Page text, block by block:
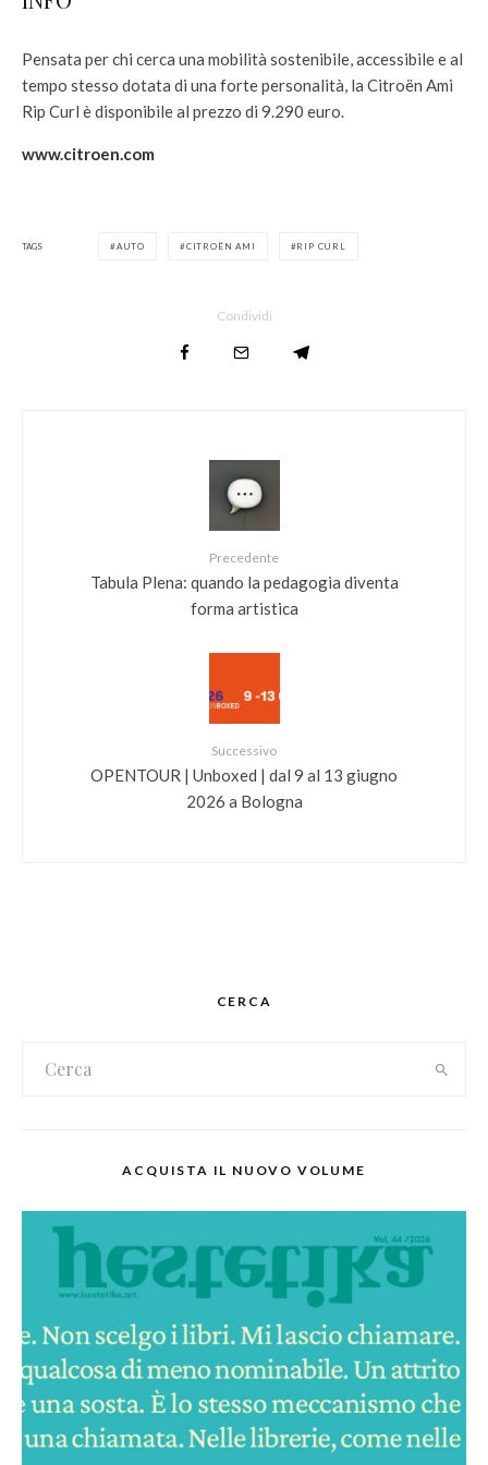
Pensata per chi cerca una mobilità sostenibile, accessibile e al
tempo stesso dotata di una forte personalità, la Citroën Ami
Rip Curl è disponibile al prezzo di 9.290 euro.
www.citroen.com
TAGS AUTO CITROËN AMI RIP CURL
Condividi
Precedente
Tabula Plena: quando la pedagogia diventa
forma artistica
Successivo
OPENTOUR | Unboxed | dal 9 al 13 giugno
2026 a Bologna
CERCA
ACQUISTA IL NUOVO VOLUME